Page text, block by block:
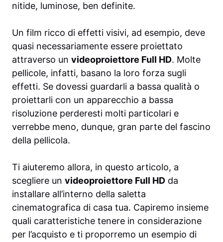
nitide, luminose, ben definite.
Un film ricco di effetti visivi, ad esempio, deve
quasi necessariamente essere proiettato
attraverso un videoproiettore Full HD. Molte
pellicole, infatti, basano la loro forza sugli
effetti. Se dovessi guardarli a bassa qualità o
proiettarli con un apparecchio a bassa
risoluzione perderesti molti particolari e
verrebbe meno, dunque, gran parte del fascino
della pellicola.
Ti aiuteremo allora, in questo articolo, a
scegliere un videoproiettore Full HD da
installare all’interno della saletta
cinematografica di casa tua. Capiremo insieme
quali caratteristiche tenere in considerazione
per l’acquisto e ti proporremo un esempio di